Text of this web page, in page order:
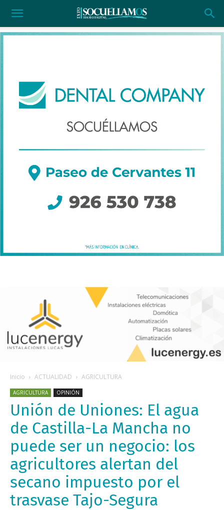
Inicio ACTUALIDAD AGRICULTURA
AGRICULTURA OPINIÓN
Unión de Uniones: El agua
de Castilla-La Mancha no
puede ser un negocio: los
agricultores alertan del
secano impuesto por el
trasvase Tajo-Segura